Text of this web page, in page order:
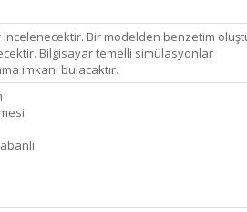
Bir modelden benzetim
Bilgisayar temelli simülasyonlar
imkanı bulacaktır.